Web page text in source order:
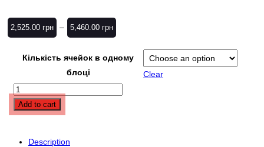
2,525.00 грн – 5,460.00 грн
Кількість ячейок в одному
блоці
Clear
Add to cart
Description